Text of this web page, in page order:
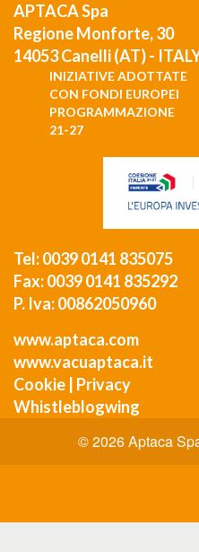
APTACA Spa
Regione Monforte, 30
14053 Canelli (AT) -
INIZIATIVE ADOTTATE
CON FONDI EUROPEI
PROGRAMMAZIONE
21-27
Tel: 0039 0141 835075
Fax: 0039 0141 835292
P. Iva: 00862050960
www.aptaca.com
www.vacuaptaca.it
Cookie Privacy
Whistleblogwing
© 2026 Aptaca